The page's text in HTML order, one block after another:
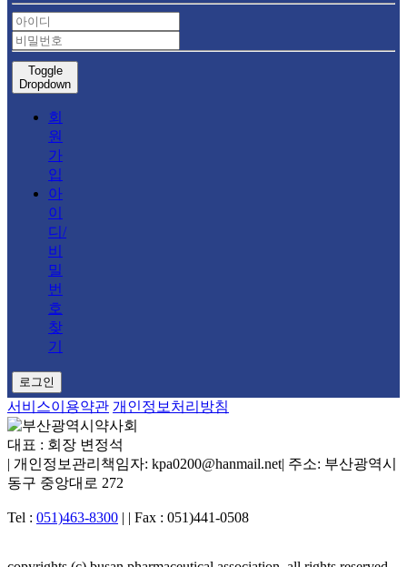
Toggle
Dropdown
회
원
가
입
아
이
디/
비
밀
번
호
찾
기
로그인
서비스이용약관 개인정보처리방침
대표 : 회장 변정석
| 개인정보관리책임자: kpa0200@hanmail.net| 주소: 부산광역시
동구 중앙대로 272
Tel : 051)463-8300 | | Fax : 051)441-0508